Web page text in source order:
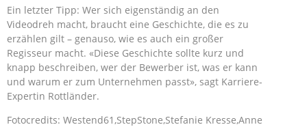
Ein letzter Tipp: Wer sich eigenständig an den
Videodreh macht, braucht eine Geschichte, die es zu
erzählen gilt – genauso, wie es auch ein großer
Regisseur macht. «Diese Geschichte sollte kurz und
knapp beschreiben, wer der Bewerber ist, was er kann
und warum er zum Unternehmen passt», sagt Karriere-
Expertin Rottländer.
Fotocredits: Westend61,StepStone,Stefanie Kresse,Anne